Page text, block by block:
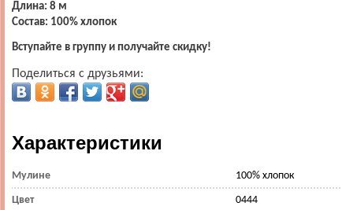
Длина: 8 м
Состав: 100% хлопок
Вступайте в группу и получайте скидку!
Поделиться с друзьями:
Характеристики
Мулине 100% хлопок
Цвет 0444